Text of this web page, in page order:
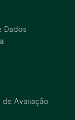
Dados
de Avaliação